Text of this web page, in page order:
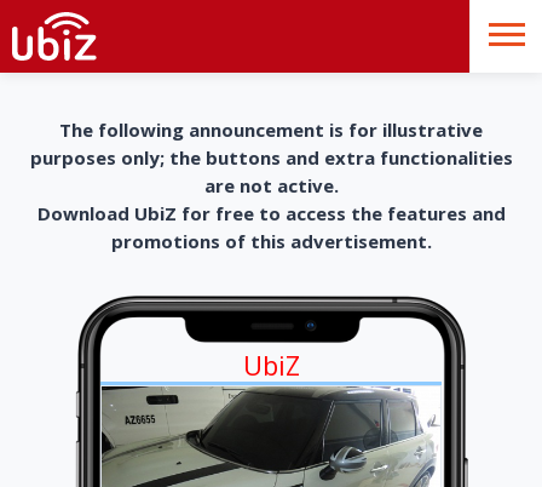
The following announcement is for illustrative
purposes only; the buttons and extra functionalities
are not active.
Download UbiZ for free to access the features and
promotions of this advertisement.
UbiZ